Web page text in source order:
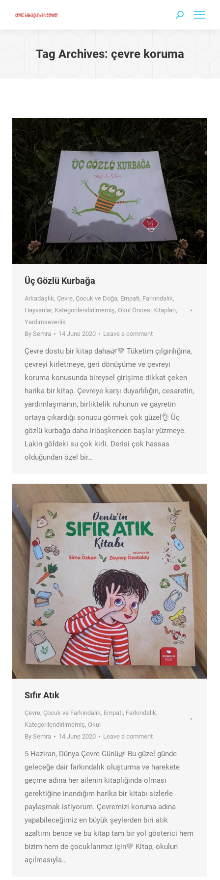
Search:
Tag Archives: çevre koruma
Üç Gözlü Kurbağa
Arkadaşlık, Çevre, Çocuk ve Doğa, Empati, Farkındalık,
Hayvanlar, Kategorilendirilmemiş, Okul Öncesi Kitapları,
Yardımseverlik
By Semra 14 June 2020 Leave a comment
Çevre dostu bir kitap daha🌿💚 Tüketim çılgınlığına,
çevreyi kirletmeye, geri dönüşüme ve çevreyi
koruma konusunda bireysel girişime dikkat çeken
harika bir kitap. Çevreye karşı duyarlılığın, cesaretin,
yardımlaşmanın, birliktelik ruhunun ve gayretin
ortaya çıkardığı sonucu görmek çok güzel👌 Üç
gözlü kurbağa daha iribaşkenden başlar yüzmeye.
Lakin göldeki su çok kirli. Derisi çok hassas
olduğundan özel bir…
Sıfır Atık
Çevre, Çocuk ve Farkındalık, Empati, Farkındalık,
Kategorilendirilmemiş, Okul
By Semra 14 June 2020 Leave a comment
5 Haziran, Dünya Çevre Günü🌿 Bu güzel günde
geleceğe dair farkındalık oluşturma ve harekete
geçme adına her ailenin kitaplığında olması
gerektiğine inandığım harika bir kitabı sizlerle
paylaşmak istiyorum. Çevremizi koruma adına
yapabileceğimiz en büyük şeylerden biri atık
azaltımı bence ve bu kitap tam bir yol gösterici hem
bizim hem de çocuklarımız için💚 Kitap, okulun
açılmasıyla…